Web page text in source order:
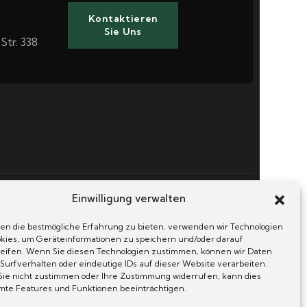
Einwilligung verwalten
die bestmögliche Erfahrung zu bieten, verwenden wir Technologien
um Geräteinformationen zu speichern und/oder darauf
Wenn Sie diesen Technologien zustimmen, können wir Daten
oder eindeutige IDs auf dieser Website verarbeiten.
nicht zustimmen oder Ihre Zustimmung widerrufen, kann dies
Features und Funktionen beeinträchtigen.
338
Kontaktieren
Sie Uns